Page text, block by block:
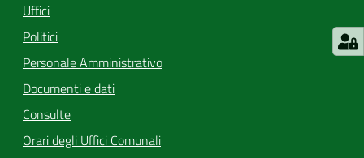
Uffici
Politici
Personale Amministrativo
Documenti e dati
Consulte
Orari degli Uffici Comunali